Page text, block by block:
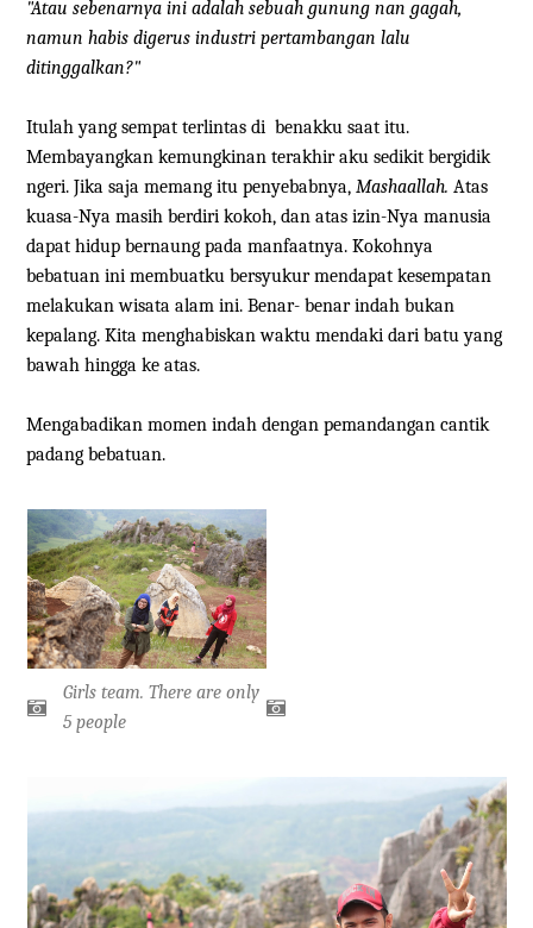
"Atau sebenarnya ini adalah sebuah gunung nan gagah,
namun habis digerus industri pertambangan lalu
ditinggalkan?"
Itulah yang sempat terlintas di benakku saat itu.
Membayangkan kemungkinan terakhir aku sedikit bergidik
ngeri. Jika saja memang itu penyebabnya,Mashaallah. Atas
kuasa-Nya masih berdiri kokoh, dan atas izin-Nya manusia
dapat hidup bernaung pada manfaatnya. Kokohnya
bebatuan ini membuatku bersyukur mendapat kesempatan
melakukan wisata alam ini. Benar- benar indah bukan
kepalang. Kita menghabiskan waktu mendaki dari batu yang
bawah hingga ke atas.
Mengabadikan momen indah dengan pemandangan cantik
padang bebatuan.
Girls team. There are only
5 people